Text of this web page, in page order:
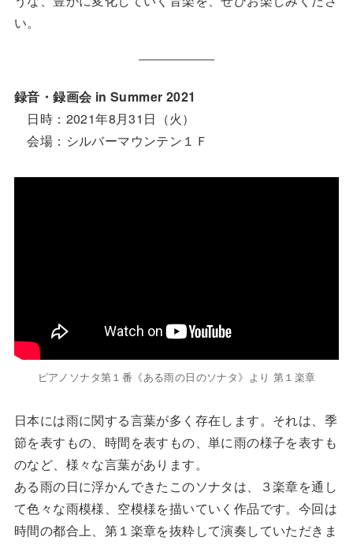
い。
録音・録画会 in Summer 2021
日時：2021年8月31日（火）
会場：シルバーマウンテン１Ｆ
ピアノソナタ第１番《ある雨の日のソナタ》より 第１楽章
日本には雨に関する言葉が多く存在します。それは、季
節を表すもの、時間を表すもの、単に雨の様子を表すも
のなど、様々な言葉があります。
ある雨の日に浮かんできたこのソナタは、３楽章を通し
て色々な雨模様、空模様を描いていく作品です。今回は
時間の都合上、第１楽章を抜粋して演奏していただきま